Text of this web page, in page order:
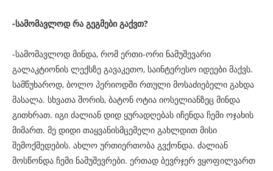
-სამომავლოდ რა გეგმები გაქვთ?
-სამომავლოდ მინდა, რომ ერთი-ორი ნამუშევარი
გალაკტიონის ლექსზე გავაკეთო, საინტერესო იდეები მაქვს.
სამწუხაროდ, ბოლო პერიოდში რთული მოსაძიებელი გახდა
მასალა. სხვათა შორის, ბატონ ოტია იოსელიანზეც მინდა
გითხრათ. იგი ძალიან დიდ ყურადღებას იჩენდა ჩემი ოჯახის
მიმართ. მე დიდი თაყვანისმცემელი გახლდით მისი
შემოქმედების. ახლო ურთიერთობა გვქონდა. ძალიან
მოსწონდა ჩემი ნამუშევრები. ერთად ბევრჯერ ვყოფილვართ